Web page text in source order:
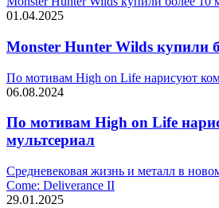
01.04.2025
Monster Hunter Wilds купили
По мотивам High on Life нарисуют
06.08.2024
По мотивам High on Life
мультсериал
Средневековая жизнь и металл в
Come: Deliverance II
29.01.2025